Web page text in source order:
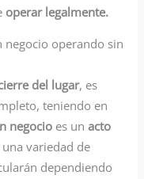
operar legalmente.
negocio operando sin
del lugar, es
teniendo en
negocio es unacto
variedad de
dependiendo